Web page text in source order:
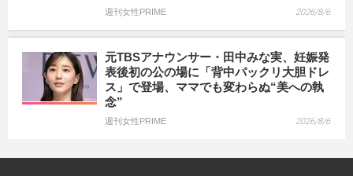
週刊女性PRIME 2026/8/6
元TBSアナウンサー・田中みな実、妊娠発
表後初の公の場に「背中パックリ大胆ドレ
ス」で登場、ママでも変わらぬ“美への執
念”
週刊女性PRIME 2026/8/6